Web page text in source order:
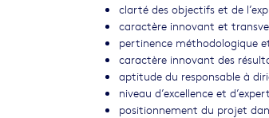
clarté des objectifs et de
caractère innovant et
pertinence méthodologique
caractère innovant des
aptitude du responsable à
niveau d’excellence et
positionnement du projet